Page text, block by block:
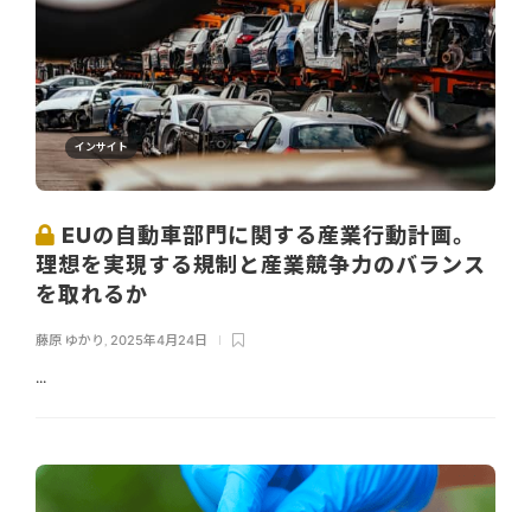
インサイト
EUの自動車部門に関する産業行動計画。
理想を実現する規制と産業競争力のバランス
を取れるか
藤原 ゆかり 2025年4月24日
...